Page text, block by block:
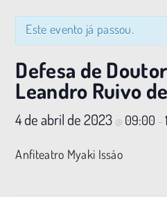
Este evento já passou.
Defesa de
Leandro Ruivo
4 de abril de 2023 @ 09:00 –
Anfiteatro Myaki Issáo